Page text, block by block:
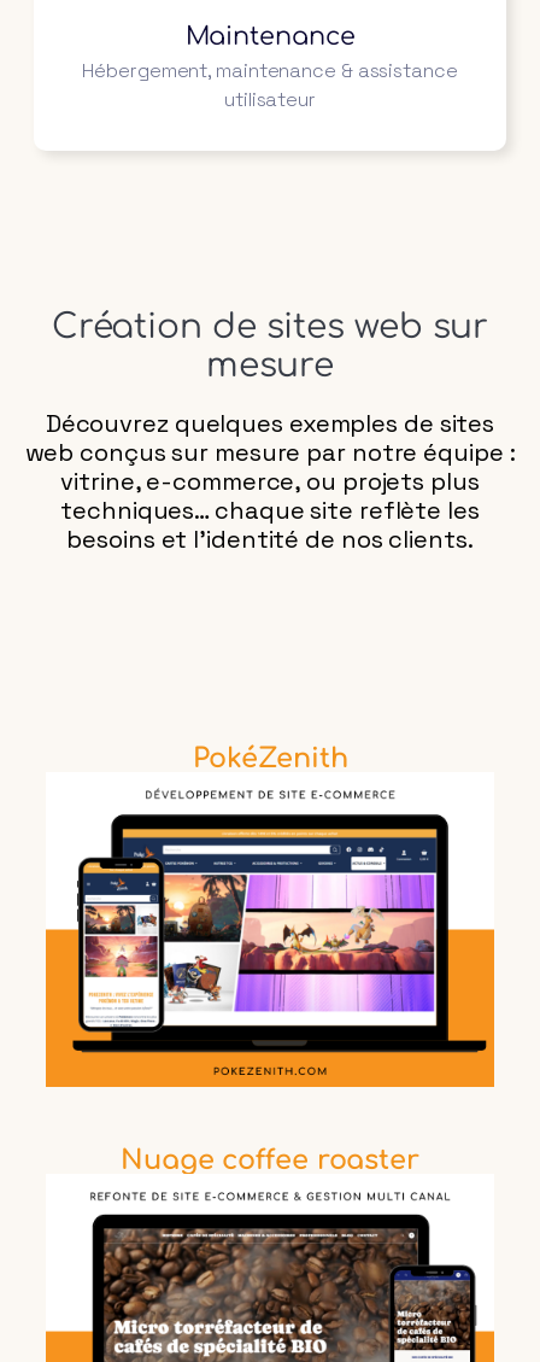
Maintenance
Hébergement, maintenance & assistance
utilisateur
Création de sites web sur
mesure
Découvrez quelques exemples de sites
web conçus sur mesure par notre équipe :
vitrine, e-commerce, ou projets plus
techniques… chaque site reflète les
besoins et l’identité de nos clients.
PokéZenith
Nuage coffee roaster